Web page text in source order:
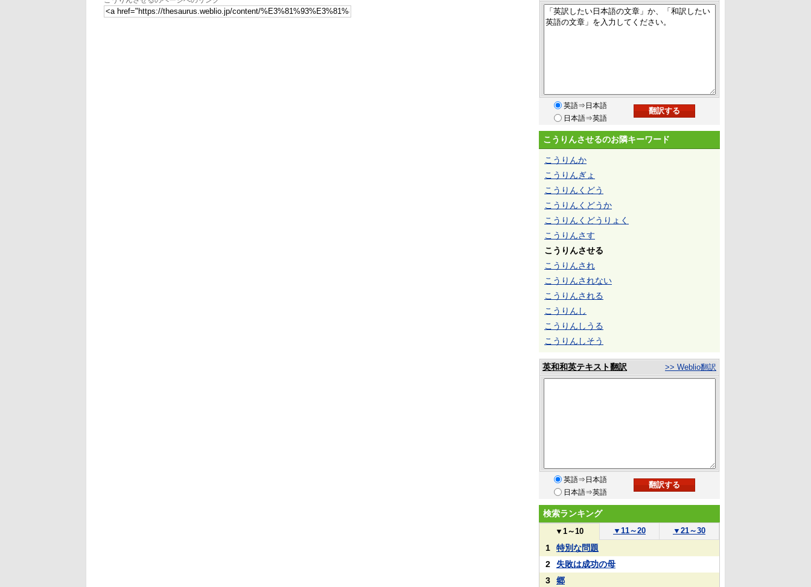
英語⇒日本語
日本語⇒英語
こうりんさせるのお隣キーワード
こうりんか
こうりんぎょ
こうりんくどう
こうりんくどうか
こうりんくどうりょく
こうりんさす
こうりんさせる
こうりんされ
こうりんされない
こうりんされる
こうりんし
こうりんしうる
こうりんしそう
英和和英テキスト翻訳 >> Weblio翻訳
英語⇒日本語
日本語⇒英語
検索ランキング
▼ 1～10 ▼ 11～20 ▼ 21～30
1
特別な問題
2
失敗は成功の母
3
郷